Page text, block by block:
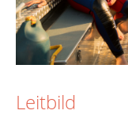
Leitbild